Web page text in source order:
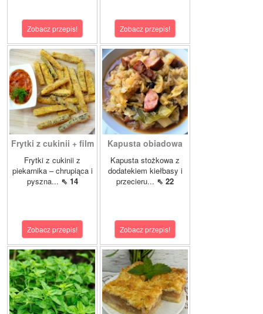
Zobacz przepis! Zobacz przepis!
Frytki z cukinii + film
Frytki z cukinii z
piekarnika – chrupiąca i
pyszna... ⇖ 14
Zobacz przepis!
Kapusta obiadowa
Kapusta stożkowa z
dodatekiem kiełbasy i
przecieru... ⇖ 22
Zobacz przepis!